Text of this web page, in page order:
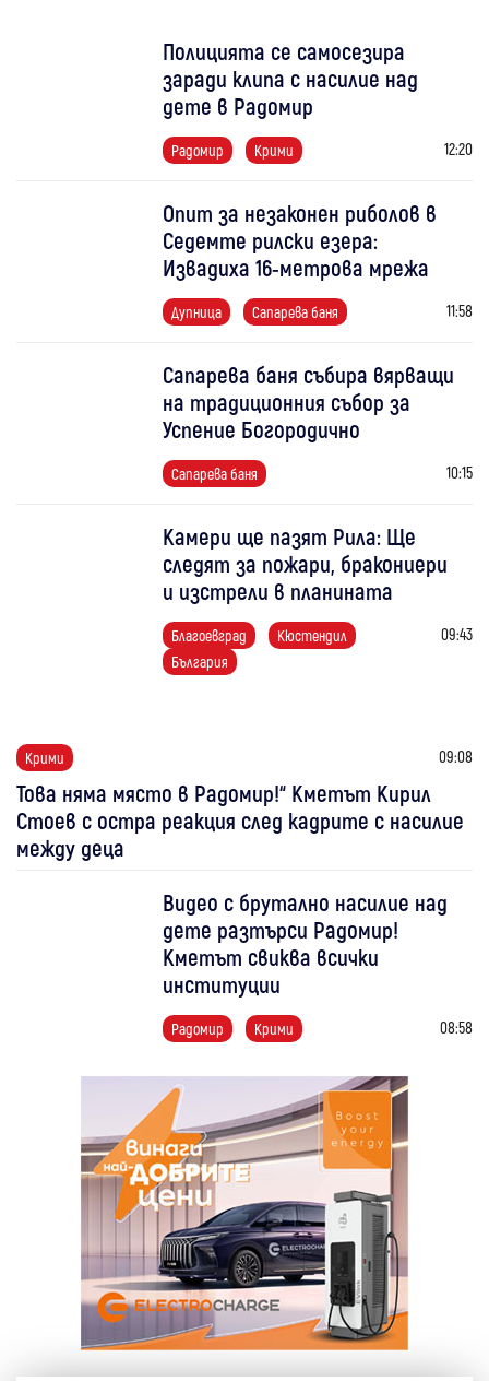
Полицията се самосезира
заради клипа с насилие над
дете в Радомир
Радомир Крими 12:20
Опит за незаконен риболов в
Седемте рилски езера:
Извадиха 16-метрова мрежа
Дупница Сапарева баня 11:58
Сапарева баня събира вярващи
на традиционния събор за
Успение Богородично
Сапарева баня 10:15
Камери ще пазят Рила: Ще
следят за пожари, бракониери
и изстрели в планината
Благоевград
Кюстендил
България
09:43
Крими 09:08
Това няма място в Радомир!“ Кметът Кирил
Стоев с остра реакция след кадрите с насилие
между деца
Видео с брутално насилие над
дете разтърси Радомир!
Кметът свиква всички
институции
Радомир Крими 08:58